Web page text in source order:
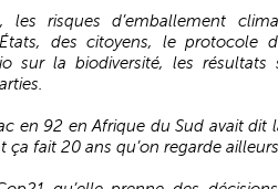
les risques d’emballement
des citoyens, le
sur la biodiversité, les
en 92 en Afrique du Sud avait dit
fait 20 ans qu’on regarde ailleurs.